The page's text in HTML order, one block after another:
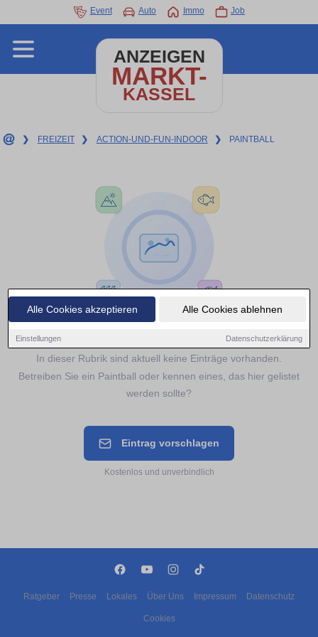
Alle Cookies akzeptieren Alle Cookies ablehnen
Einstellungen Datenschutzerklärung
Event Auto Immo Job
ANZEIGEN
MARKT-
KASSEL
❯ FREIZEIT ❯ ACTION-UND-FUN-INDOOR ❯ PAINTBALL
In dieser Rubrik sind aktuell keine Einträge vorhanden.
Betreiben Sie ein Paintball oder kennen eines, das hier gelistet
werden sollte?
Eintrag vorschlagen
Kostenlos und unverbindlich
Ratgeber Presse Lokales Über Uns Impressum Datenschutz
Cookies